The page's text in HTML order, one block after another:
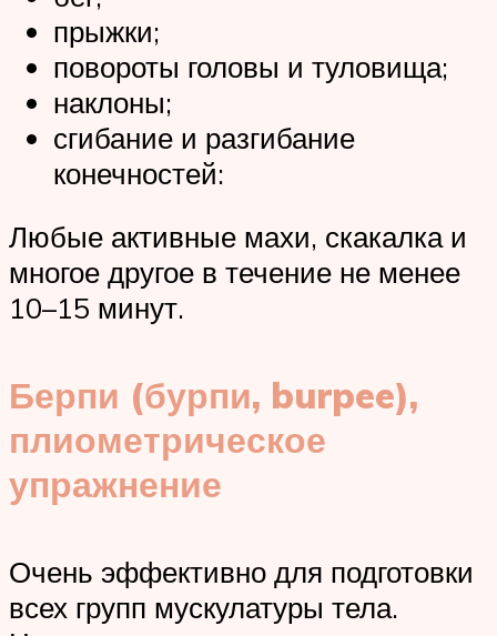
прыжки;
повороты головы и туловища;
наклоны;
сгибание и разгибание
конечностей:
Любые активные махи, скакалка и
многое другое в течение не менее
10–15 минут.
Берпи (бурпи, burpee),
плиометрическое
упражнение
Очень эффективно для подготовки
всех групп мускулатуры тела.